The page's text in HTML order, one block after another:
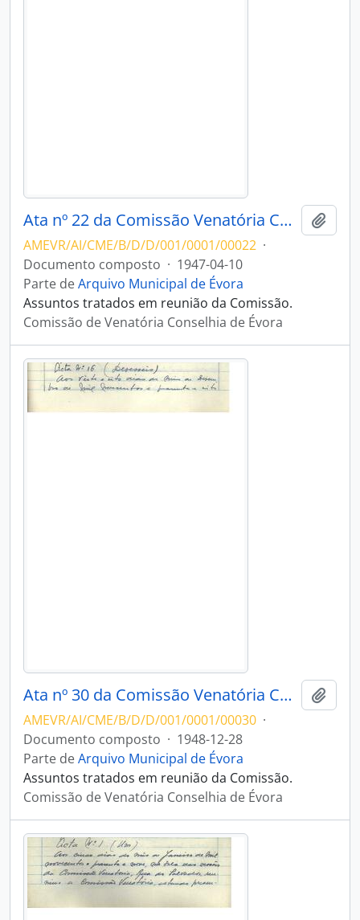
Ata nº 22 da Comissão Venatória Conselhia de Évora
AMEVR/AI/CME/B/D/D/001/0001/00022 ·
Documento composto · 1947-04-10
Parte deArquivo Municipal de Évora
Assuntos tratados em reunião da Comissão.
Comissão de Venatória Conselhia de Évora
Ata nº 30 da Comissão Venatória Conselhia de Évora
AMEVR/AI/CME/B/D/D/001/0001/00030 ·
Documento composto · 1948-12-28
Parte deArquivo Municipal de Évora
Assuntos tratados em reunião da Comissão.
Comissão de Venatória Conselhia de Évora